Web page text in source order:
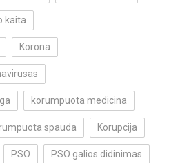
kaita
Korona
korumpuota medicina
spauda Korupcija
PSO PSO galios didinimas